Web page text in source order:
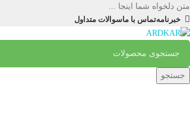
متن دلخواه شما اینجا ...
خبرنامهتماس با ماسوالات متداول
جستجو